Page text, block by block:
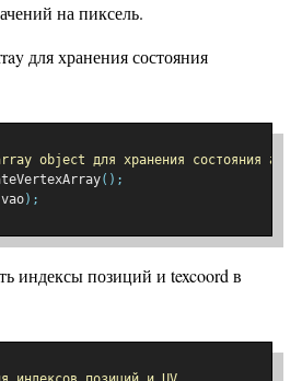
на пиксель.
для хранения состояния
object для хранения состояния
();
vao);
индексы позиций и texcoord в